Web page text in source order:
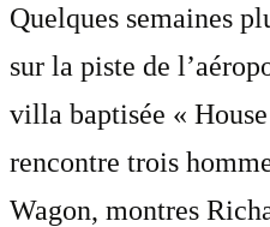
Quelques semaines
sur la piste de
villa baptisée «
rencontre trois
Wagon, montres